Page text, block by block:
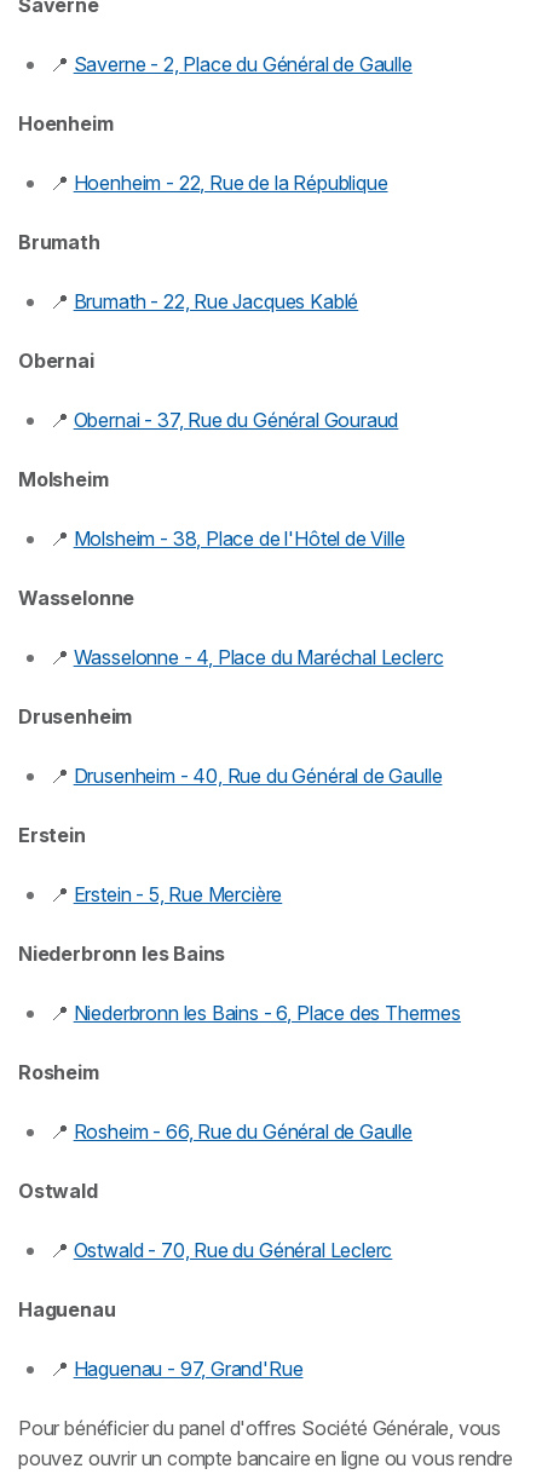
📍 Saverne - 2, Place du Général de Gaulle
Hoenheim
📍 Hoenheim - 22, Rue de la République
Brumath
📍 Brumath - 22, Rue Jacques Kablé
Obernai
📍 Obernai - 37, Rue du Général Gouraud
Molsheim
📍 Molsheim - 38, Place de l'Hôtel de Ville
Wasselonne
📍 Wasselonne - 4, Place du Maréchal Leclerc
Drusenheim
📍 Drusenheim - 40, Rue du Général de Gaulle
Erstein
📍 Erstein - 5, Rue Mercière
Niederbronn les Bains
📍 Niederbronn les Bains - 6, Place des Thermes
Rosheim
📍 Rosheim - 66, Rue du Général de Gaulle
Ostwald
📍 Ostwald - 70, Rue du Général Leclerc
Haguenau
📍 Haguenau - 97, Grand'Rue
Pour bénéficier du panel d'offres Société Générale, vous
pouvez ouvrir un compte bancaire en ligne ou vous rendre